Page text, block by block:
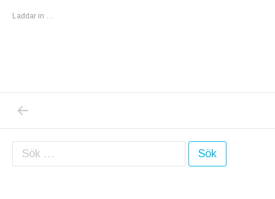
Laddar in …
Inläggsnavigering
Sök efter: